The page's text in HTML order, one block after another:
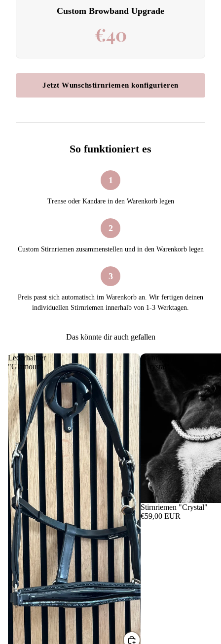
Custom Browband Upgrade
€40
Jetzt Wunschstirnriemen konfigurieren
So funktioniert es
1
Trense oder Kandare in den Warenkorb legen
2
Custom Stirnriemen zusammenstellen und in den Warenkorb legen
3
Preis passt sich automatisch im Warenkorb an. Wir fertigen deinen
individuellen Stirnriemen innerhalb von 1-3 Werktagen.
Das könnte dir auch gefallen
Lederhalfter
"Glamour"
Stirnriemen
"Crystal"
Stirnriemen "Crystal"
€59,00 EUR